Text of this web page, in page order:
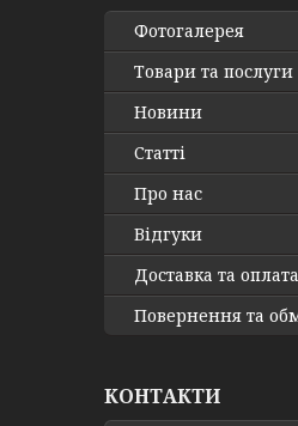
Фотогалерея
Товари та послуги
Новини
Статті
Про нас
Відгуки
Доставка та оплата
Повернення та
КОНТАКТИ